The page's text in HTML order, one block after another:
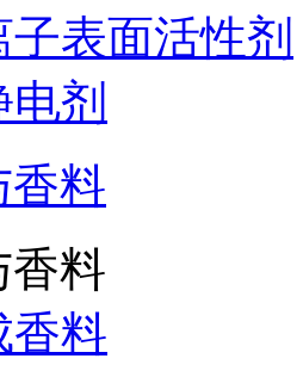
子表面活性剂
剂
香料
香料
香料